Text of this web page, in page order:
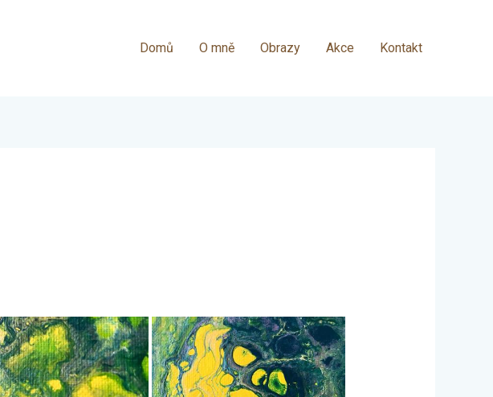
Domů O mně Obrazy Akce Kontakt